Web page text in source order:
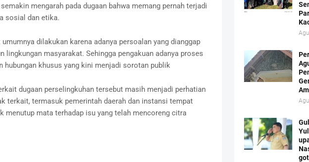
mengarah pada dugaan bahwa memang pernah terjadi
sosial dan etika.
dilakukan karena adanya persoalan yang dianggap
lingkungan masyarakat. Sehingga pengakuan adanya proses
khusus yang kini menjadi sorotan publik
dugaan perselingkuhan tersebut masih menjadi perhatian
terkait, termasuk pemerintah daerah dan instansi tempat
menutup mata terhadap isu yang telah mencoreng citra